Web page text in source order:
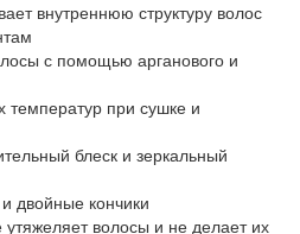
внутреннюю структуру волос
с помощью арганового и
при сушке и
блеск и зеркальный
двойные кончики
утяжеляет волосы и не делает их